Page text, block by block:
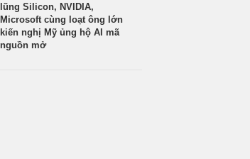
lũng Silicon, NVIDIA,
Microsoft cùng loạt ông lớn
kiến nghị Mỹ ủng hộ AI mã
nguồn mở